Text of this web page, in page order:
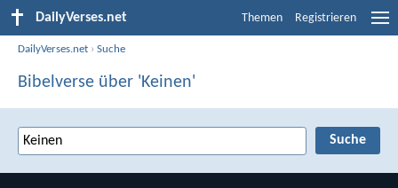
DailyVerses.net Themen Registrieren
DailyVerses.net ›Suche
Bibelverse über 'Keinen'